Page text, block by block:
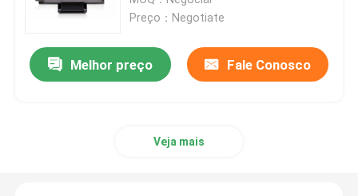
Preço：Negotiate
Melhor preço Fale Conosco
Veja mais